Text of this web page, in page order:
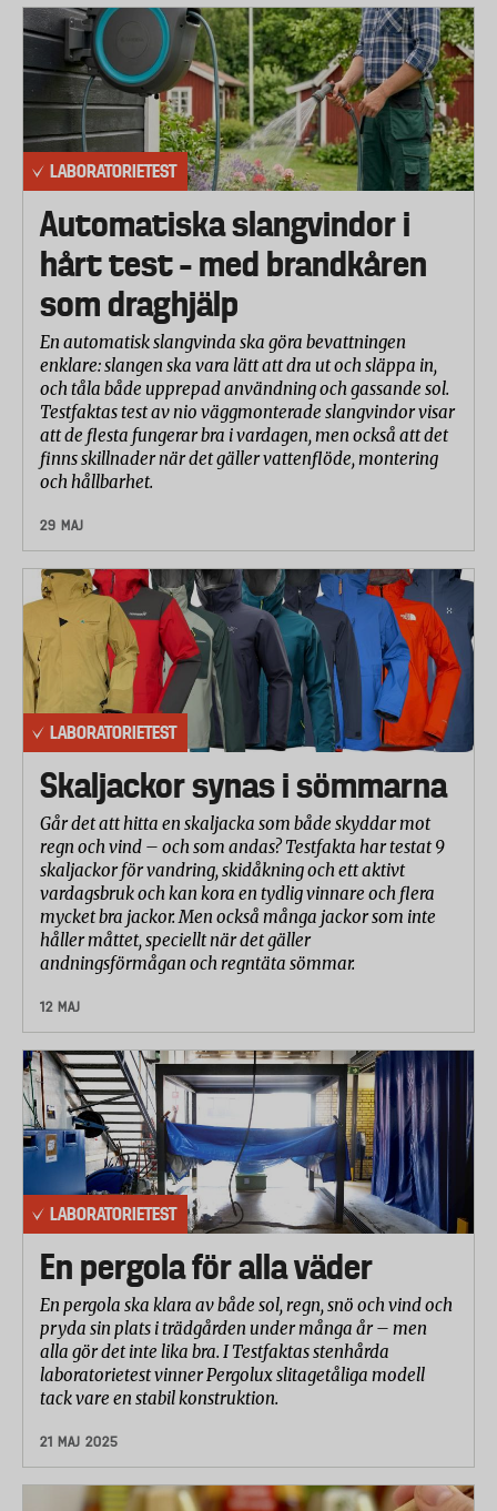
LABORATORIETEST
Automatiska slangvindor i
hårt test – med brandkåren
som draghjälp
En automatisk slangvinda ska göra bevattningen
enklare: slangen ska vara lätt att dra ut och släppa in,
och tåla både upprepad användning och gassande sol.
Testfaktas test av nio väggmonterade slangvindor visar
att de flesta fungerar bra i vardagen, men också att det
finns skillnader när det gäller vattenflöde, montering
och hållbarhet.
29 MAJ
LABORATORIETEST
Skaljackor synas i sömmarna
Går det att hitta en skaljacka som både skyddar mot
regn och vind – och som andas? Testfakta har testat 9
skaljackor för vandring, skidåkning och ett aktivt
vardagsbruk och kan kora en tydlig vinnare och flera
mycket bra jackor. Men också många jackor som inte
håller måttet, speciellt när det gäller
andningsförmågan och regntäta sömmar.
12 MAJ
LABORATORIETEST
En pergola för alla väder
En pergola ska klara av både sol, regn, snö och vind och
pryda sin plats i trädgården under många år – men
alla gör det inte lika bra. I Testfaktas stenhårda
laboratorietest vinner Pergolux slitagetåliga modell
tack vare en stabil konstruktion.
21 MAJ 2025